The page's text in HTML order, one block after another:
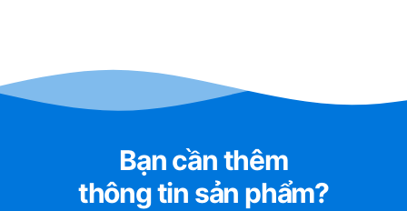
Bạn cần thêm
thông tin sản phẩm?